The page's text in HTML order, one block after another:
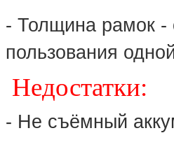
- Толщина рамок -
пользования
Недостатки:
- Не съёмный